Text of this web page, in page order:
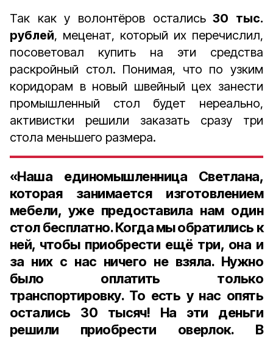
Так как у волонтёров остались30 тыс.
рублей, меценат, который их перечислил,
посоветовал купить на эти средства
раскройный стол. Понимая, что по узким
коридорам в новый швейный цех занести
промышленный стол будет нереально,
активистки решили заказать сразу три
стола меньшего размера.
«Наша единомышленница Светлана,
которая занимается изготовлением
мебели, уже предоставила нам один
стол бесплатно. Когда мы обратились к
ней, чтобы приобрести ещё три, она и
за них с нас ничего не взяла. Нужно
было оплатить только
транспортировку. То есть у нас опять
остались 30 тысяч! На эти деньги
решили приобрести оверлок. В